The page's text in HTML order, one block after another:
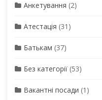
Анкетування (2)
Атестація (31)
Батькам (37)
Без категорії (53)
Вакантні посади (1)